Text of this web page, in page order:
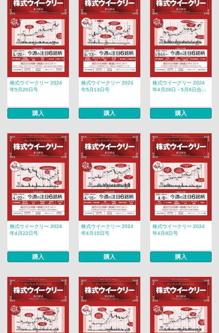
株式ウイークリー 2024
年5月20日号
購入
株式ウイークリー 2024
年5月13日号
購入
株式ウイークリー 2024
年4月29日・5月6日合...
購入
株式ウイークリー 2024
年4月22日号
購入
株式ウイークリー 2024
年4月15日号
購入
株式ウイークリー 2024
年4月8日号
購入